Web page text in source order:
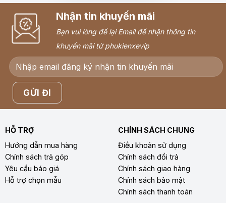
Nhận tin khuyến mãi
Bạn vui lòng để lại Email để nhận thông tin
khuyến mãi từ phukienxevip
HỖ TRỢ
Hướng dẫn mua hàng
Chính sách trả góp
Yêu cầu báo giá
Hỗ trợ chọn mẫu
CHÍNH SÁCH CHUNG
Điều khoản sử dụng
Chính sách đổi trả
Chính sách giao hàng
Chính sách bảo mật
Chính sách thanh toán